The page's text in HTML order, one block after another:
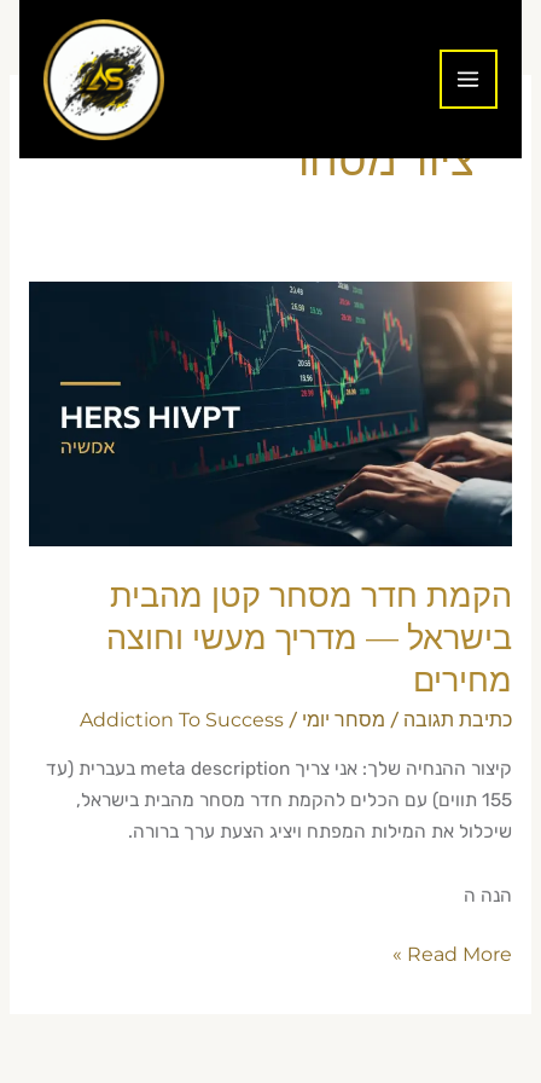
ציוד מסחר
הקמת חדר מסחר קטן מהבית
בישראל — מדריך מעשי וחוצה
מחירים
כתיבת תגובה / מסחר יומי /
Addiction To Success
קיצור ההנחיה שלך: אני צריך meta description בעברית (עד
155 תווים) עם הכלים להקמת חדר מסחר מהבית בישראל,
שיכלול את המילות המפתח ויציג הצעת ערך ברורה.
הנה ה
הקמת
חדר
מסחר
קטן
מהבית
בישראל
—
מדריך
מעשי
מחירים
Read More »